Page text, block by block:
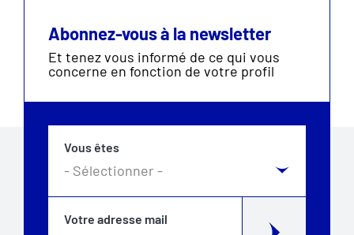
Abonnez-vous à la newsletter
Et tenez vous informé de ce qui vous
concerne en fonction de votre profil
Vous êtes
Votre adresse mail